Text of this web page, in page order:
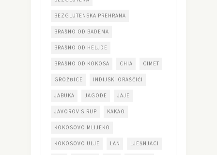
BEZGLUTENSKA PREHRANA
BRAŠNO OD BADEMA
BRAŠNO OD HELJDE
BRAŠNO OD KOKOSA CHIA CIMET
GROŽĐICE INDIJSKI ORAŠČIĆI
JABUKA JAGODE JAJE
JAVOROV SIRUP KAKAO
KOKOSOVO MLIJEKO
KOKOSOVO ULJE LAN LJEŠNJACI